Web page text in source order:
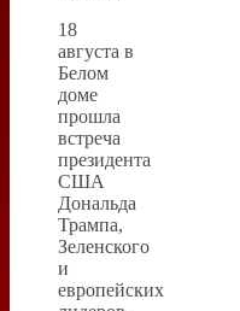
18
августа в
Белом
доме
прошла
встреча
президента
США
Дональда
Трампа,
Зеленского
и
европейских